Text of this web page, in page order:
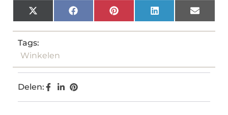
X
(Twitter)
FacebookPinterestLinkedIn Email
Tags:
Winkelen
Delen: